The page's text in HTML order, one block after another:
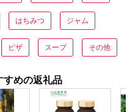
はちみつ ジャム
ピザ スープ その他
すめの返礼品